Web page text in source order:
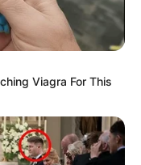
Viagra For This